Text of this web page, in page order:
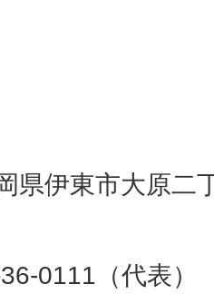
県伊東市大原二
0111（代表）